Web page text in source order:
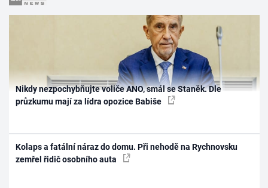
Nikdy nezpochybňujte voliče ANO, smál se Staněk. Dle
průzkumu mají za lídra opozice Babiše
Kolaps a fatální náraz do domu. Při nehodě na Rychnovsku
zemřel řidič osobního auta